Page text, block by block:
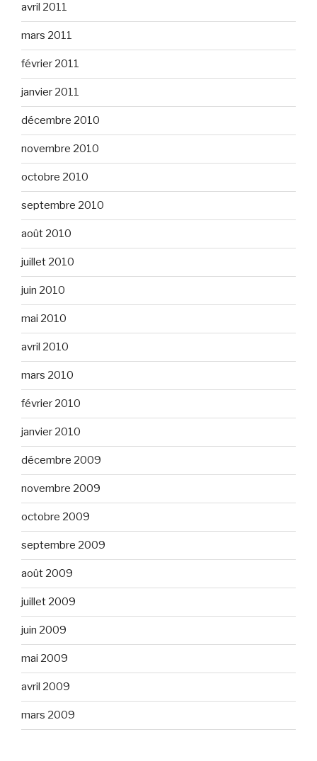
avril 2011
mars 2011
février 2011
janvier 2011
décembre 2010
novembre 2010
octobre 2010
septembre 2010
août 2010
juillet 2010
juin 2010
mai 2010
avril 2010
mars 2010
février 2010
janvier 2010
décembre 2009
novembre 2009
octobre 2009
septembre 2009
août 2009
juillet 2009
juin 2009
mai 2009
avril 2009
mars 2009